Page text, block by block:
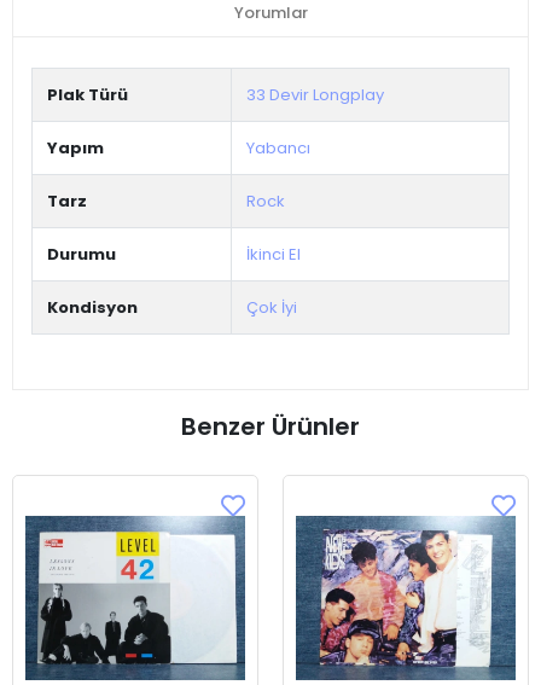
Yorumlar
Plak Türü 33 Devir Longplay
Yapım Yabancı
Tarz Rock
Durumu İkinci El
Kondisyon Çok İyi
Benzer Ürünler